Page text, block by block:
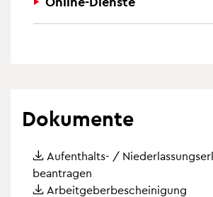
Dokumente
Aufenthalts- /
beantragen
Arbeitgeberbescheinigung